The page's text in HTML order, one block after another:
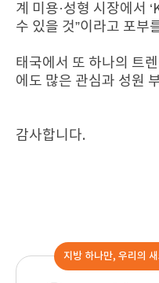
계 미용·성형 시장에서
수 있을 것”이라고 포부
태국에서 또 하나의 트
에도 많은 관심과 성원
감사합니다.
지방 하나만, 우리의